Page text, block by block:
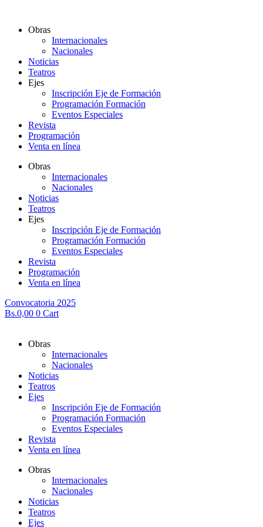
contenidoObras
Internacionales
Nacionales
Noticias
Teatros
Ejes
Inscripción Eje de Formación
Programación Formación
Eventos Especiales
Revista
Programación
Venta en línea
Obras
Internacionales
Nacionales
Noticias
Teatros
Ejes
Inscripción Eje de Formación
Programación Formación
Eventos Especiales
Revista
Programación
Venta en línea
Convocatoria 2025
Bs.0,00 0 Cart
Obras
Internacionales
Nacionales
Noticias
Teatros
Ejes
Inscripción Eje de Formación
Programación Formación
Eventos Especiales
Revista
Venta en línea
Obras
Internacionales
Nacionales
Noticias
Teatros
Ejes